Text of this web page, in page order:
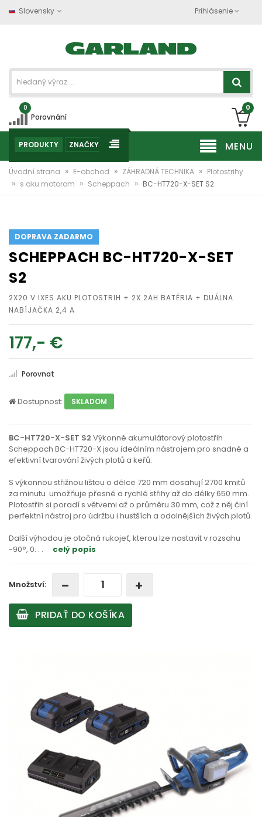
Slovensky Prihlásenie
0
Porovnání
0
MENU
PRODUKTY ZNAČKY
Úvodní strana » E-obchod » ZÁHRADNÁ TECHNIKA » Plotostrihy
» s aku motorom » Scheppach » BC-HT720-X-SET S2
DOPRAVA ZADARMO
SCHEPPACH BC-HT720-X-SET
S2
2X20 V IXES AKU PLOTOSTRIH + 2X 2AH BATÉRIA + DUÁLNA
NABÍJAČKA 2,4 A
177,- €
Porovnat
Dostupnost: SKLADOM
BC-HT720-X-SET S2 Výkonné akumulátorový plotostřih
Scheppach BC-HT720-X jsou ideálním nástrojem pro snadné a
efektivní tvarování živých plotů a keřů.
S výkonnou střižnou lištou o délce 720 mm dosahují 2700 kmitů
za minutu umožňuje přesné a rychlé střihy až do délky 650 mm.
Plotostřih si poradí s větvemi až o průměru 30 mm, což z něj činí
perfektní nástroj pro údržbu i hustších a odolnějších živých plotů.
Další výhodou je otočná rukojeť, kterou lze nastavit v rozsahu
-90°, 0. . . celý popis
Množství:
PRIDAŤ DO KOŠÍKA